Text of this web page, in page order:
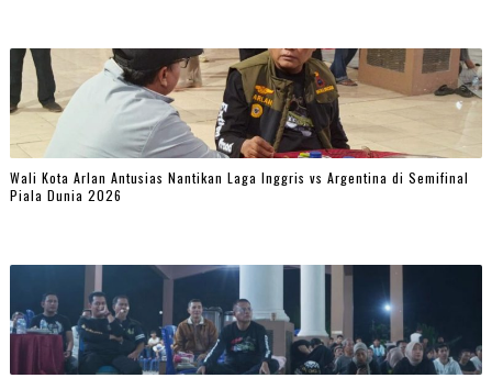
Wali Kota Arlan Antusias Nantikan Laga Inggris vs Argentina di Semifinal
Piala Dunia 2026